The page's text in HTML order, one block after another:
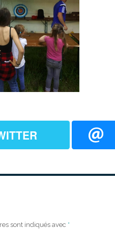
sont indiqués avec *